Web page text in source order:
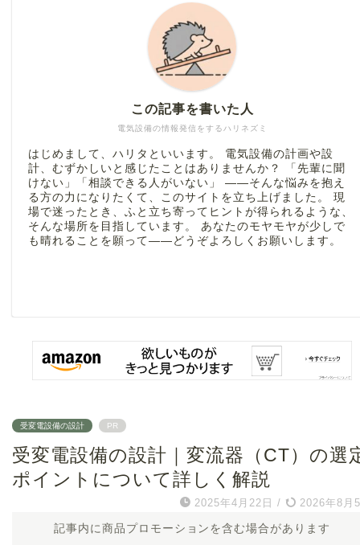
電気設備の情報発信をするハリネズミ
この記事を書いた人
はじめまして、ハリタといいます。 電気設備の計画や設
計、むずかしいと感じたことはありませんか？ 「先輩に聞
けない」「相談できる人がいない」 ――そんな悩みを抱え
る方の力になりたくて、このサイトを立ち上げました。 現
場で迷ったとき、ふと立ち寄ってヒントが得られるような、
そんな場所を目指しています。 あなたのモヤモヤが少しで
も晴れることを願って――どうぞよろしくお願いします。
受変電設備の設計 PR
受変電設備の設計｜変流器（CT）の選
ポイントについて詳しく解説
2025年4月22日 / 2026年8月
記事内に商品プロモーションを含む場合があります